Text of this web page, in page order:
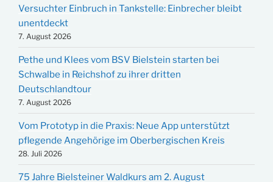
Versuchter Einbruch in Tankstelle: Einbrecher bleibt
unentdeckt
7. August 2026
Pethe und Klees vom BSV Bielstein starten bei
Schwalbe in Reichshof zu ihrer dritten
Deutschlandtour
7. August 2026
Vom Prototyp in die Praxis: Neue App unterstützt
pflegende Angehörige im Oberbergischen Kreis
28. Juli 2026
75 Jahre Bielsteiner Waldkurs am 2. August